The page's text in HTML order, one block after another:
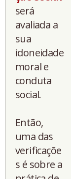
será
avaliada a
sua
idoneidade
moral e
conduta
social.
Então,
uma das
verificaçõe
s é sobre a